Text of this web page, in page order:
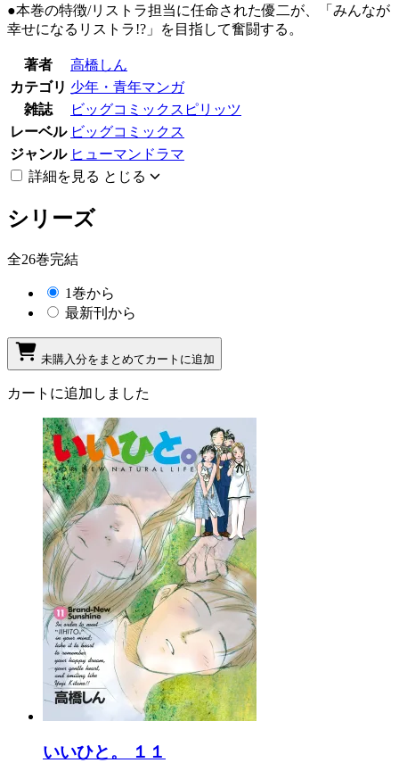
●本巻の特徴/リストラ担当に任命された優二が、「みんなが
幸せになるリストラ!?」を目指して奮闘する。
著者
高橋しん
カテゴリ 少年・青年マンガ
雑誌
ビッグコミックスピリッツ
レーベル ビッグコミックス
ジャンル ヒューマンドラマ
詳細を見る とじる
シリーズ
全26巻完結
1巻から
最新刊から
未購入分をまとめてカートに追加
カートに追加しました
いいひと。 １１